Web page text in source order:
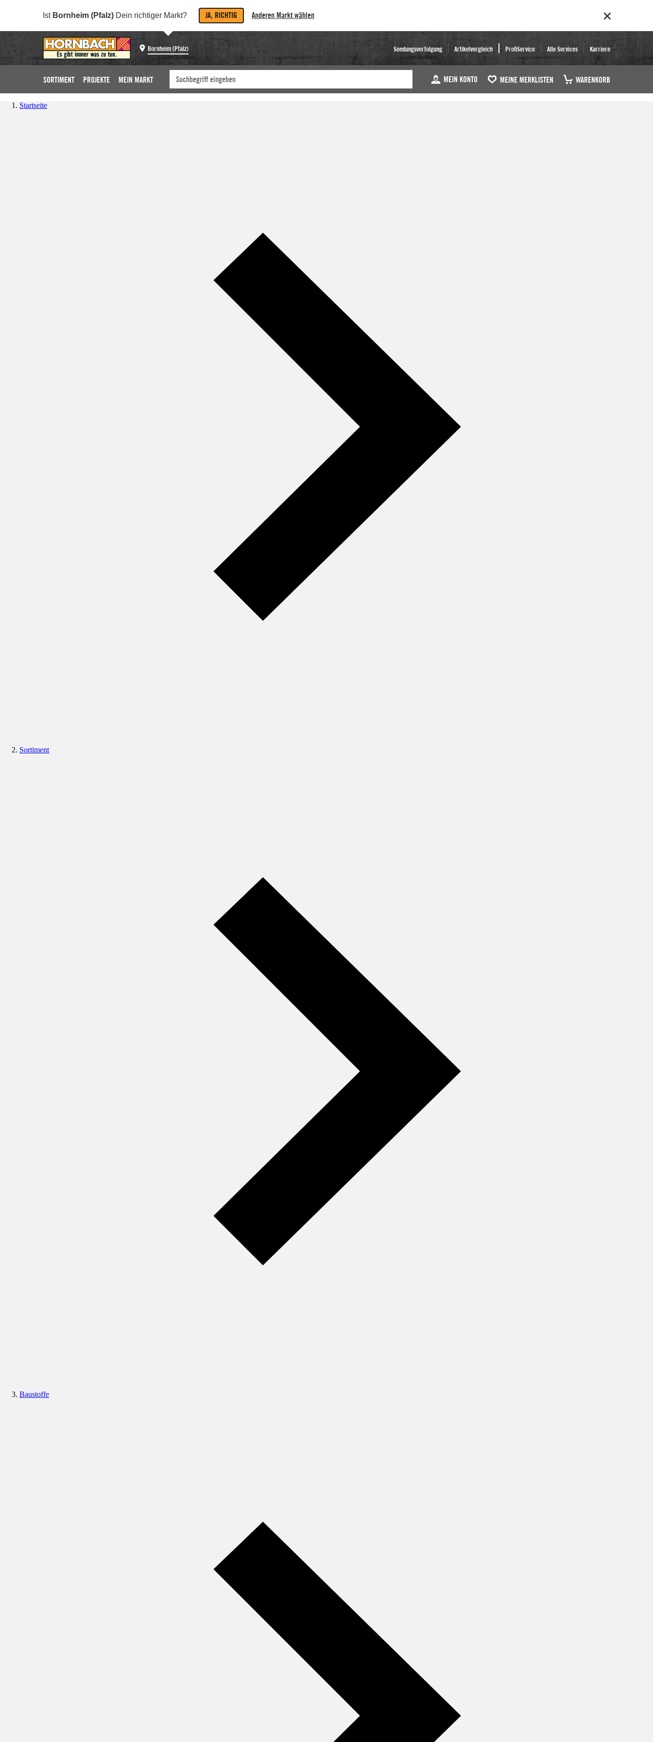
Ist Bornheim (Pfalz) Dein richtiger Markt? JA, RICHTIG Anderen Markt wählen
Bornheim (Pfalz) Sendungsverfolgung Artikelvergleich ProfiService Alle Services Karriere
SORTIMENT PROJEKTE MEIN MARKT MEIN KONTO MEINE MERKLISTEN WARENKORB
Startseite
Sortiment
Baustoffe